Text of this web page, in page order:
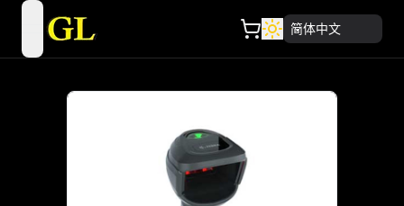
open navigation menu 简体中文